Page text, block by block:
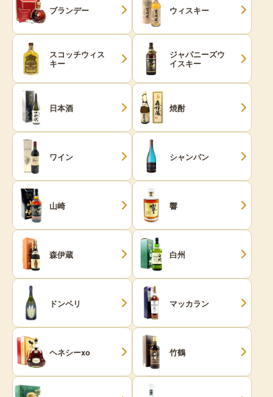
ブランデー ウィスキー
スコッチウィス
キー
ジャパニーズウ
イスキー
日本酒 焼酎
ワイン シャンパン
山崎 響
森伊蔵 白州
ドンペリ マッカラン
ヘネシーxo 竹鶴